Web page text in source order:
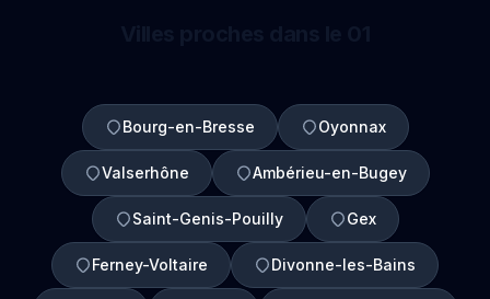
Bourg-en-Bresse Oyonnax
Valserhône Ambérieu-en-Bugey
Saint-Genis-Pouilly Gex
Ferney-Voltaire Divonne-les-Bains